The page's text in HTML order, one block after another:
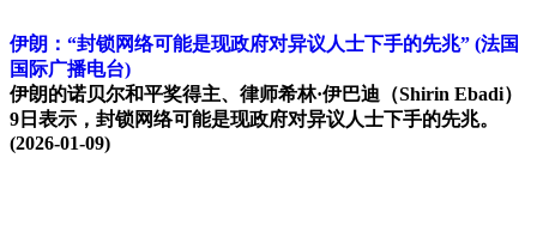
伊朗：“封锁网络可能是现政府对异议人士下手的先兆” (法国
国际广播电台)
伊朗的诺贝尔和平奖得主、律师希林·伊巴迪（Shirin Ebadi）
9日表示，封锁网络可能是现政府对异议人士下手的先兆。
(2026-01-09)